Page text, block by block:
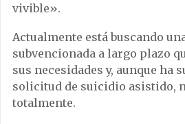
vivible».
Actualmente está buscando
subvencionada a largo plazo
sus necesidades y, aunque ha
solicitud de suicidio asistido,
totalmente.